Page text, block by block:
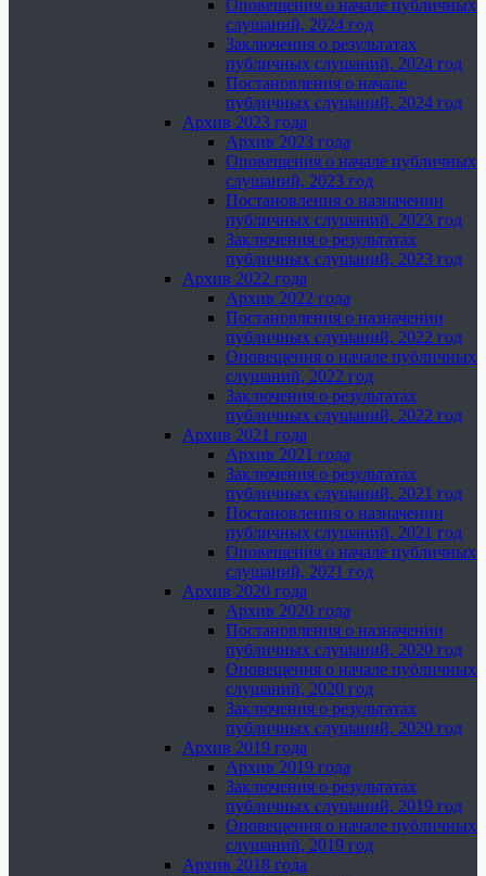
Оповещения о начале публичных
слушаний, 2024 год
Заключения о результатах
публичных слушаний, 2024 год
Постановления о начале
публичных слушаний, 2024 год
Архив 2023 года
Архив 2023 года
Оповещения о начале публичных
слушаний, 2023 год
Постановления о назначении
публичных слушаний, 2023 год
Заключения о результатах
публичных слушаний, 2023 год
Архив 2022 года
Архив 2022 года
Постановления о назначении
публичных слушаний, 2022 год
Оповещения о начале публичных
слушаний, 2022 год
Заключения о результатах
публичных слушаний, 2022 год
Архив 2021 года
Архив 2021 года
Заключения о результатах
публичных слушаний, 2021 год
Постановления о назначении
публичных слушаний, 2021 год
Оповещения о начале публичных
слушаний, 2021 год
Архив 2020 года
Архив 2020 года
Постановления о назначении
публичных слушаний, 2020 год
Оповещения о начале публичных
слушаний, 2020 год
Заключения о результатах
публичных слушаний, 2020 год
Архив 2019 года
Архив 2019 года
Заключения о результатах
публичных слушаний, 2019 год
Оповещения о начале публичных
слушаний, 2019 год
Архив 2018 года